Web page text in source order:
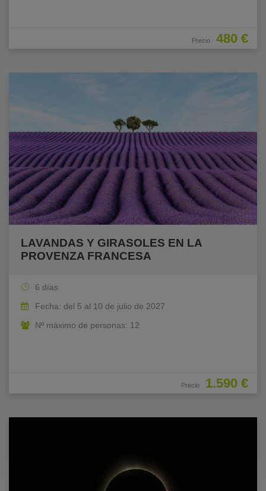
Precio 480 €
LAVANDAS Y GIRASOLES EN LA
PROVENZA FRANCESA
Precio 1.590 €
6 días
Fecha: del 5 al 10 de julio de 2027
Nº máximo de personas: 12